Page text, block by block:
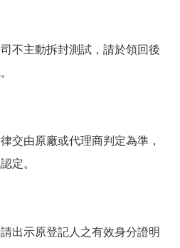
不主動拆封測試，請於領回後
交由原廠或代理商判定為準，
定。
出示原登記人之有效身分證明